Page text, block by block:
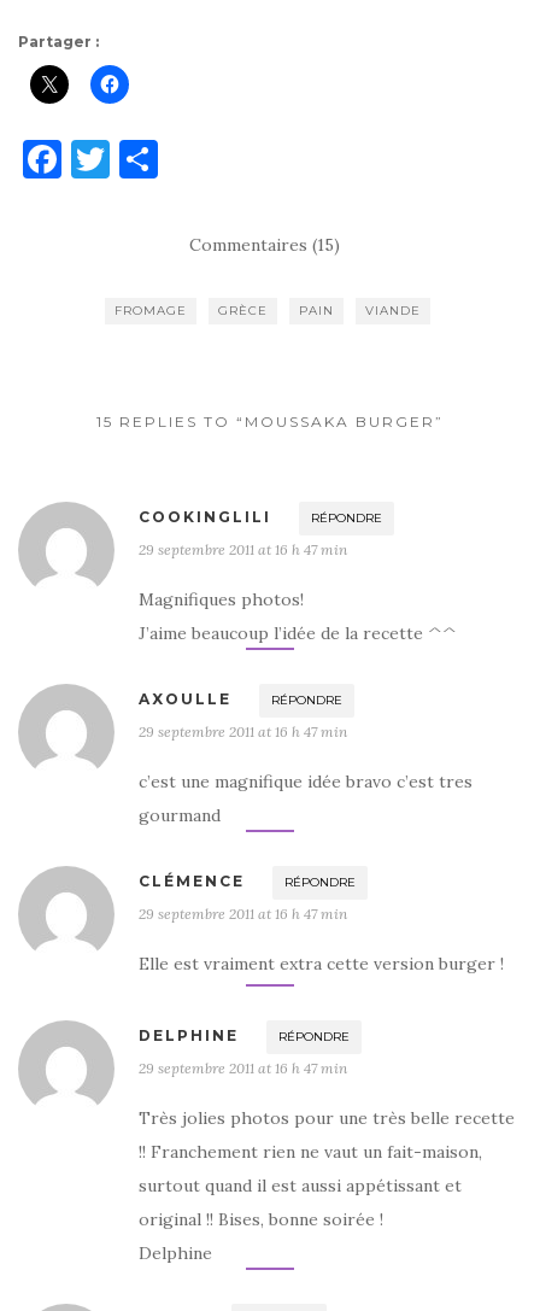
Partager :
F T
r
ta
er
Commentaires (15)
FROMAGE GRÈCE PAIN VIANDE
15 REPLIES TO “MOUSSAKA BURGER”
COOKINGLILI RÉPONDRE
29 septembre 2011 at 16 h 47 min
Magnifiques photos!
J’aime beaucoup l’idée de la recette ^^
AXOULLE RÉPONDRE
29 septembre 2011 at 16 h 47 min
c’est une magnifique idée bravo c’est tres
gourmand
CLÉMENCE RÉPONDRE
29 septembre 2011 at 16 h 47 min
Elle est vraiment extra cette version burger !
DELPHINE RÉPONDRE
29 septembre 2011 at 16 h 47 min
Très jolies photos pour une très belle recette
!! Franchement rien ne vaut un fait-maison,
surtout quand il est aussi appétissant et
original !! Bises, bonne soirée !
Delphine